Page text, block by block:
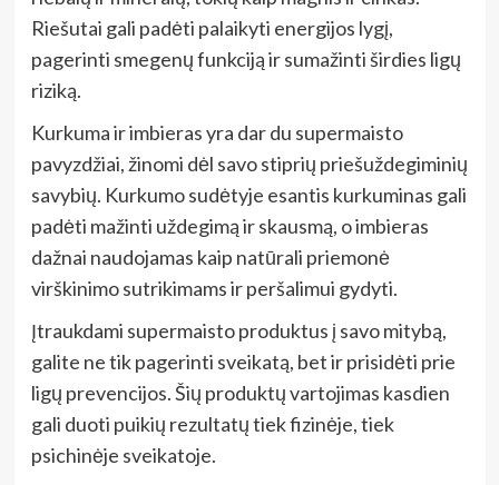
Riešutai gali padėti palaikyti energijos lygį,
pagerinti smegenų funkciją ir sumažinti širdies ligų
riziką.
Kurkuma ir imbieras yra dar du supermaisto
pavyzdžiai, žinomi dėl savo stiprių priešuždegiminių
savybių. Kurkumo sudėtyje esantis kurkuminas gali
padėti mažinti uždegimą ir skausmą, o imbieras
dažnai naudojamas kaip natūrali priemonė
virškinimo sutrikimams ir peršalimui gydyti.
Įtraukdami supermaisto produktus į savo mitybą,
galite ne tik pagerinti sveikatą, bet ir prisidėti prie
ligų prevencijos. Šių produktų vartojimas kasdien
gali duoti puikių rezultatų tiek fizinėje, tiek
psichinėje sveikatoje.